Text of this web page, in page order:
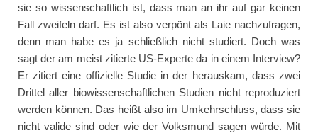
sie so wissenschaftlich ist, dass man an ihr auf gar keinen
Fall zweifeln darf. Es ist also verpönt als Laie nachzufragen,
denn man habe es ja schließlich nicht studiert. Doch was
sagt der am meist zitierte US-Experte da in einem Interview?
Er zitiert eine offizielle Studie in der herauskam, dass zwei
Drittel aller biowissenschaftlichen Studien nicht reproduziert
werden können. Das heißt also im Umkehrschluss, dass sie
nicht valide sind oder wie der Volksmund sagen würde. Mit